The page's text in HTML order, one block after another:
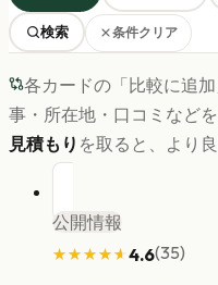
検索 条件クリア
各カードの「比較に追
事・所在地・口コミなど
見積もり を取ると、より
公開情報
★★★★★
★★★★★ 4.6(35)